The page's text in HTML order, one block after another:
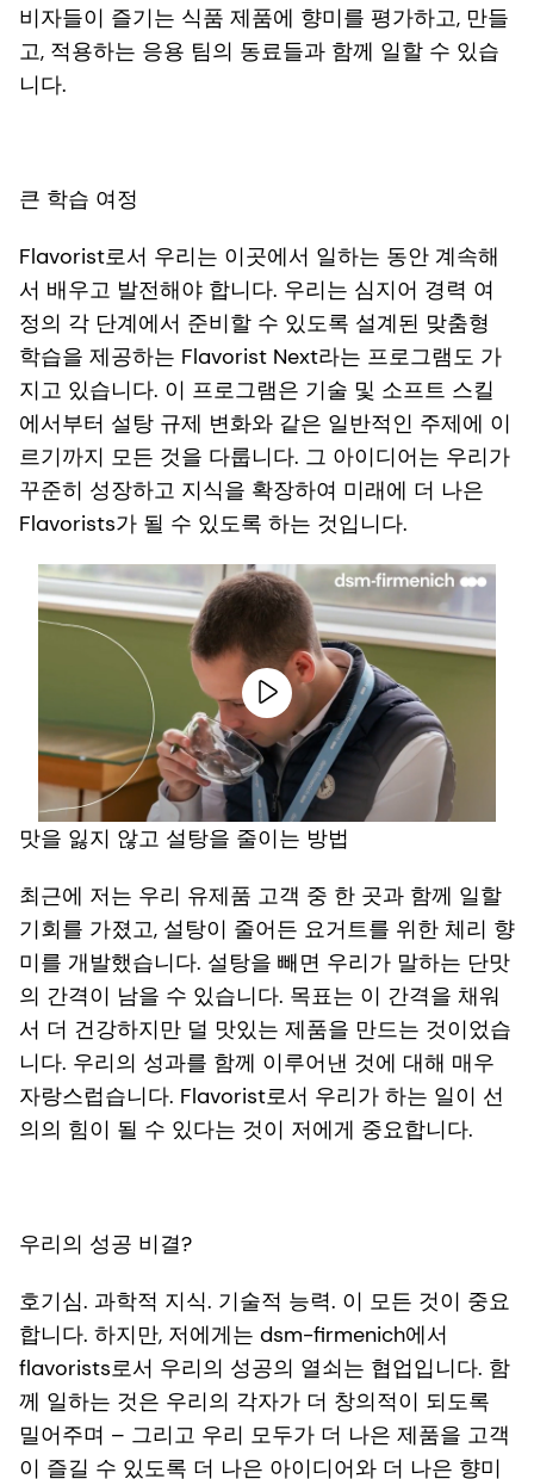
비자들이 즐기는 식품 제품에 향미를 평가하고, 만들
고, 적용하는 응용 팀의 동료들과 함께 일할 수 있습
니다.
큰 학습 여정
Flavorist로서 우리는 이곳에서 일하는 동안 계속해
서 배우고 발전해야 합니다. 우리는 심지어 경력 여
정의 각 단계에서 준비할 수 있도록 설계된 맞춤형
학습을 제공하는 Flavorist Next라는 프로그램도 가
지고 있습니다. 이 프로그램은 기술 및 소프트 스킬
에서부터 설탕 규제 변화와 같은 일반적인 주제에 이
르기까지 모든 것을 다룹니다. 그 아이디어는 우리가
꾸준히 성장하고 지식을 확장하여 미래에 더 나은
Flavorists가 될 수 있도록 하는 것입니다.
맛을 잃지 않고 설탕을 줄이는 방법
최근에 저는 우리 유제품 고객 중 한 곳과 함께 일할
기회를 가졌고, 설탕이 줄어든 요거트를 위한 체리 향
미를 개발했습니다. 설탕을 빼면 우리가 말하는 단맛
의 간격이 남을 수 있습니다. 목표는 이 간격을 채워
서 더 건강하지만 덜 맛있는 제품을 만드는 것이었습
니다. 우리의 성과를 함께 이루어낸 것에 대해 매우
자랑스럽습니다. Flavorist로서 우리가 하는 일이 선
의의 힘이 될 수 있다는 것이 저에게 중요합니다.
우리의 성공 비결?
호기심. 과학적 지식. 기술적 능력. 이 모든 것이 중요
합니다. 하지만, 저에게는 dsm-firmenich에서
flavorists로서 우리의 성공의 열쇠는 협업입니다. 함
께 일하는 것은 우리의 각자가 더 창의적이 되도록
밀어주며 – 그리고 우리 모두가 더 나은 제품을 고객
이 즐길 수 있도록 더 나은 아이디어와 더 나은 향미